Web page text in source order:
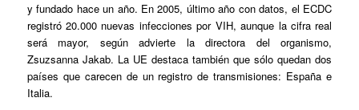
y fundado hace un año. En 2005, último año con datos, el ECDC
registró 20.000 nuevas infecciones por VIH, aunque la cifra real
será mayor, según advierte la directora del organismo,
Zsuzsanna Jakab. La UE destaca también que sólo quedan dos
países que carecen de un registro de transmisiones: España e
Italia.